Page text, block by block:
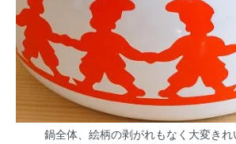
鍋全体、絵柄の剥がれもなく大変きれ